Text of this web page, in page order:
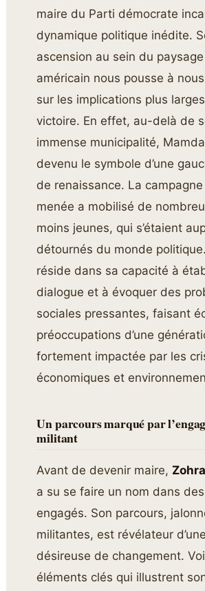
maire du Parti démocrate
dynamique politique inédite.
ascension au sein du
américain nous pousse à
sur les implications plus
victoire. En effet, au-delà de
immense municipalité,
devenu le symbole d’une
de renaissance. La campagne
menée a mobilisé de
moins jeunes, qui s’étaient
détournés du monde
réside dans sa capacité à
dialogue et à évoquer des
sociales pressantes, faisant
préoccupations d’une
fortement impactée par les
économiques et
Un parcours marqué par
militant
Avant de devenir maire,
a su se faire un nom dans
engagés. Son parcours,
militantes, est révélateur
désireuse de changement.
éléments clés qui illustrent